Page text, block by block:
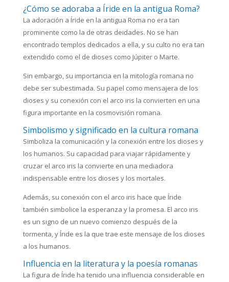
¿Cómo se adoraba a Íride en la antigua Roma?
La adoración a Íride en la antigua Roma no era tan
prominente como la de otras deidades. No se han
encontrado templos dedicados a ella, y su culto no era tan
extendido como el de dioses como Júpiter o Marte.
Sin embargo, su importancia en la mitología romana no
debe ser subestimada. Su papel como mensajera de los
dioses y su conexión con el arco iris la convierten en una
figura importante en la cosmovisión romana.
Simbolismo y significado en la cultura romana
Simboliza la comunicación y la conexión entre los dioses y
los humanos. Su capacidad para viajar rápidamente y
cruzar el arco iris la convierte en una mediadora
indispensable entre los dioses y los mortales.
Además, su conexión con el arco iris hace que Íride
también simbolice la esperanza y la promesa. El arco iris
es un signo de un nuevo comienzo después de la
tormenta, y Íride es la que trae este mensaje de los dioses
a los humanos.
Influencia en la literatura y la poesía romanas
La figura de Íride ha tenido una influencia considerable en